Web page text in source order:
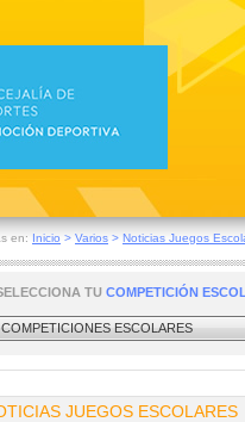
en: Inicio > Varios > Noticias Juegos
TU COMPETICIÓN
COMPETICIONES ESCOLARES
JUEGOS ESCOLARES